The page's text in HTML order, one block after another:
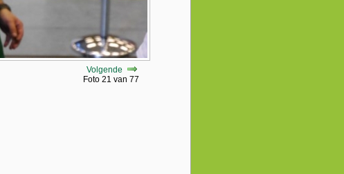
Volgende
Foto 21 van 77